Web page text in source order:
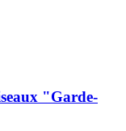
"Garde-​